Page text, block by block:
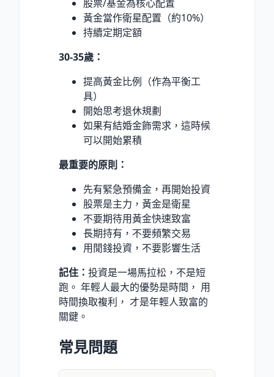
股票/基金為核心配置
黃金當作衛星配置（約10%）
持續定期定額
30-35歲：
提高黃金比例（作為平衡工
具）
開始思考退休規劃
如果有結婚金飾需求，這時候
可以開始累積
最重要的原則：
先有緊急預備金，再開始投資
股票是主力，黃金是衛星
不要期待用黃金快速致富
長期持有，不要頻繁交易
用閒錢投資，不要影響生活
記住： 投資是一場馬拉松，不是短
跑。 年輕人最大的優勢是時間， 用
時間換取複利， 才是年輕人致富的
關鍵。
常見問題